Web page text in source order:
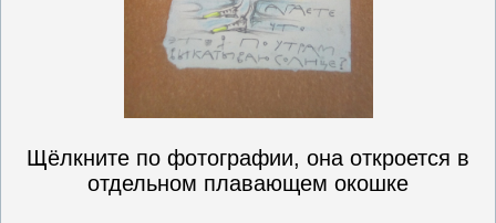
Щёлкните по фотографии, она откроется в
отдельном плавающем окошке